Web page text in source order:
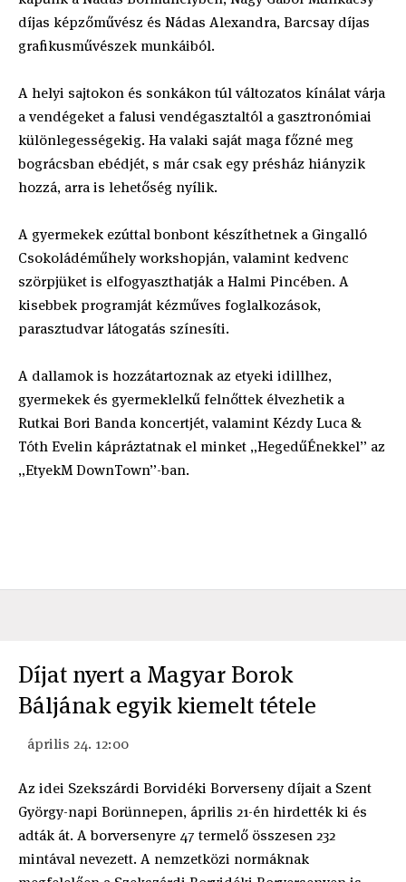
díjas képzőművész és Nádas Alexandra, Barcsay díjas
grafikusművészek munkáiból.
A helyi sajtokon és sonkákon túl változatos kínálat várja
a vendégeket a falusi vendégasztaltól a gasztronómiai
különlegességekig. Ha valaki saját maga főzné meg
bográcsban ebédjét, s már csak egy présház hiányzik
hozzá, arra is lehetőség nyílik.
A gyermekek ezúttal bonbont készíthetnek a Gingalló
Csokoládéműhely workshopján, valamint kedvenc
szörpjüket is elfogyaszthatják a Halmi Pincében. A
kisebbek programját kézműves foglalkozások,
parasztudvar látogatás színesíti.
A dallamok is hozzátartoznak az etyeki idillhez,
gyermekek és gyermeklelkű felnőttek élvezhetik a
Rutkai Bori Banda koncertjét, valamint Kézdy Luca &
Tóth Evelin kápráztatnak el minket „HegedűÉnekkel” az
„EtyekM DownTown”-ban.
Díjat nyert a Magyar Borok
Báljának egyik kiemelt tétele
április 24. 12:00
Az idei Szekszárdi Borvidéki Borverseny díjait a Szent
György-napi Borünnepen, április 21-én hirdették ki és
adták át. A borversenyre 47 termelő összesen 232
mintával nevezett. A nemzetközi normáknak